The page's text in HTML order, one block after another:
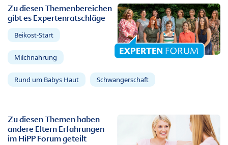
Zu diesen Themenbereichen
gibt es Expertenratschläge
Beikost-Start
Milchnahrung
Rund um Babys Haut Schwangerschaft
Zu diesen Themen haben
andere Eltern Erfahrungen
im HiPP Forum geteilt